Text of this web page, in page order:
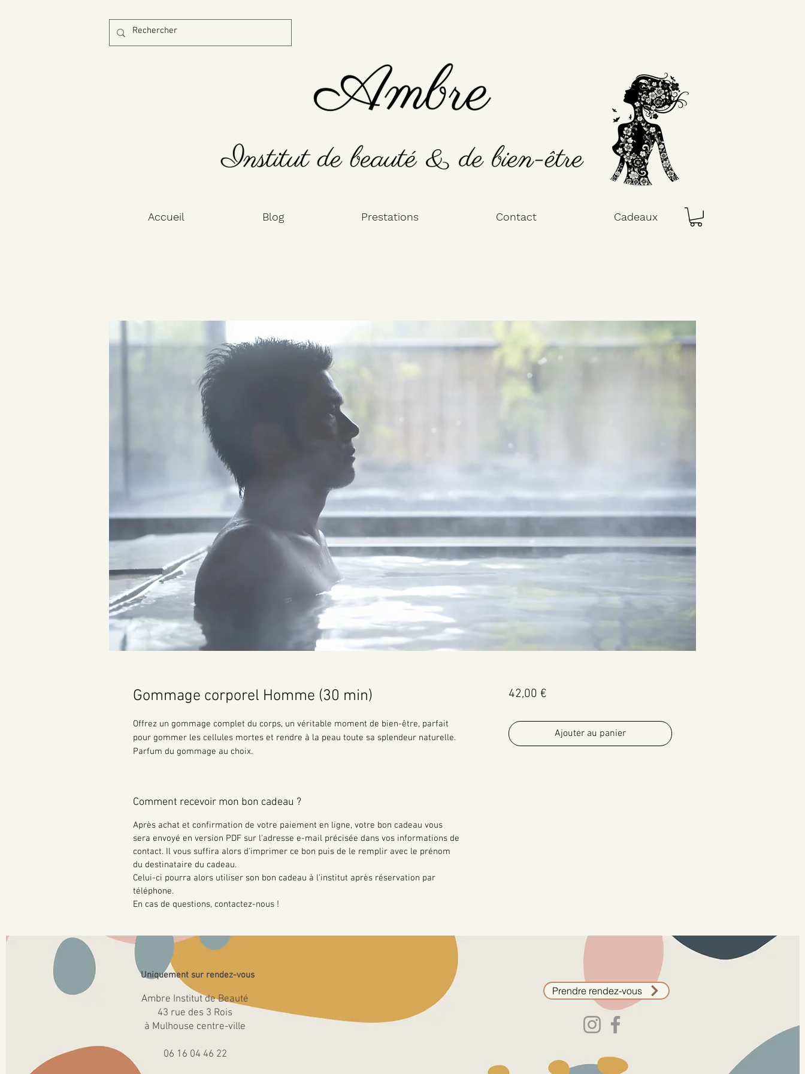
Accueil Blog Prestations Contact Cadeaux
Gommage corporel Homme (30 min)
Offrez un gommage complet du corps, un véritable moment de bien-être, parfait
pour gommer les cellules mortes et rendre à la peau toute sa splendeur naturelle.
Parfum du gommage au choix.
Comment recevoir mon bon cadeau ?
Après achat et confirmation de votre paiement en ligne, votre bon cadeau vous
sera envoyé en version PDF sur l'adresse e-mail précisée dans vos informations de
contact. Il vous suffira alors d'imprimer ce bon puis de le remplir avec le prénom
du destinataire du cadeau.
Celui-ci pourra alors utiliser son bon cadeau à l'institut après réservation par
téléphone.
En cas de questions, contactez-nous !
42,00 €Prix
Ajouter au panier
Uniquement sur rendez-vous
Ambre Institut de Beauté
43 rue des 3 Rois
à Mulhouse centre-ville
06 16 04 46 22​​
Prendre rendez-vous